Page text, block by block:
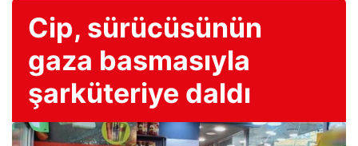
Cip, sürücüsünün
gaza basmasıyla
şarküteriye daldı